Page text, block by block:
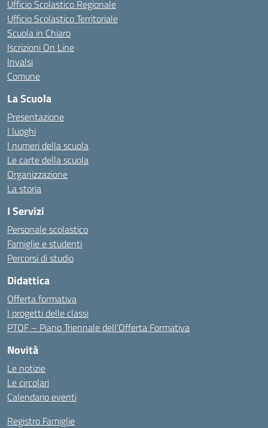
Ufficio Scolastico Regionale
Ufficio Scolastico Territoriale
Scuola in Chiaro
Iscrizioni On Line
Invalsi
Comune
La Scuola
Presentazione
I luoghi
I numeri della scuola
Le carte della scuola
Organizzazione
La storia
I Servizi
Personale scolastico
Famiglie e studenti
Percorsi di studio
Didattica
Offerta formativa
I progetti delle classi
PTOF – Piano Triennale dell’Offerta Formativa
Novità
Le notizie
Le circolari
Calendario eventi
Registro Famiglie